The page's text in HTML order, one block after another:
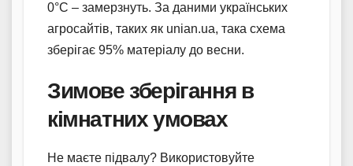
0°C – замерзнуть. За даними українських
агросайтів, таких як unian.ua, така схема
зберігає 95% матеріалу до весни.
Зимове зберігання в
кімнатних умовах
Не маєте підвалу? Використовуйте